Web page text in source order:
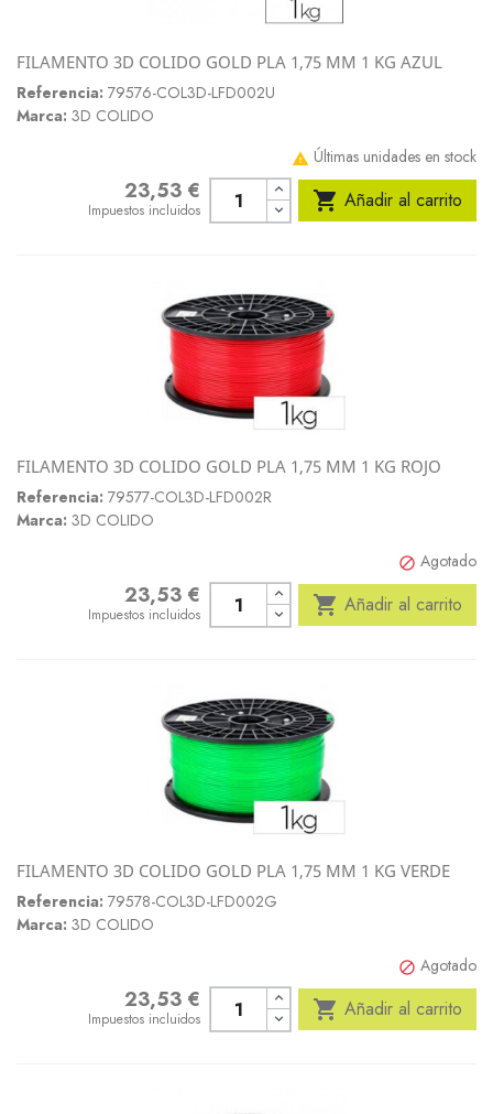
FILAMENTO 3D COLIDO GOLD PLA 1,75 MM 1 KG AZUL
Referencia: 79576-COL3D-LFD002U
Marca: 3D COLIDO
 Últimas unidades en stock
Precio23,53 €
Impuestos incluidos  Añadir al carrito
FILAMENTO 3D COLIDO GOLD PLA 1,75 MM 1 KG ROJO
Referencia: 79577-COL3D-LFD002R
Marca: 3D COLIDO
 Agotado
Precio23,53 €
Impuestos incluidos  Añadir al carrito
FILAMENTO 3D COLIDO GOLD PLA 1,75 MM 1 KG VERDE
Referencia: 79578-COL3D-LFD002G
Marca: 3D COLIDO
 Agotado
Precio23,53 €
Impuestos incluidos  Añadir al carrito